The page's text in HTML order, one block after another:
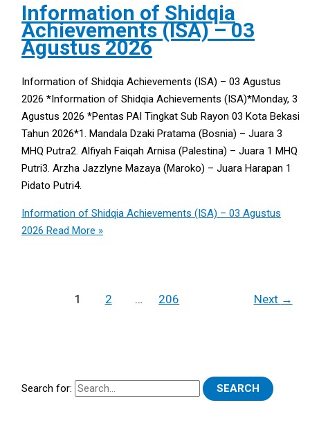
Search for:
Information of Shidqia
Achievements (ISA) – 03
Agustus 2026
Information of Shidqia Achievements (ISA) – 03 Agustus
2026 *Information of Shidqia Achievements (ISA)*Monday, 3
Agustus 2026 *Pentas PAI Tingkat Sub Rayon 03 Kota Bekasi
Tahun 2026*1. Mandala Dzaki Pratama (Bosnia) – Juara 3
MHQ Putra2. Alfiyah Faiqah Arnisa (Palestina) – Juara 1 MHQ
Putri3. Arzha Jazzlyne Mazaya (Maroko) – Juara Harapan 1
Pidato Putri4.
Information of Shidqia Achievements (ISA) – 03 Agustus
2026 Read More »
1 2 … 206 Next →